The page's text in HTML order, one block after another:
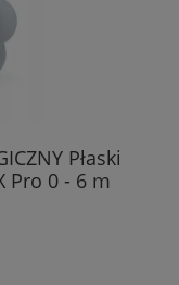
Płaski
Pro 0 - 6 m